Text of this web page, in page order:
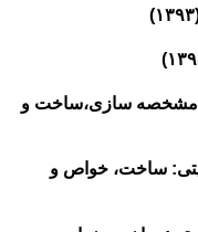
مشخصه سازی،ساخت و
ساخت، خواص و